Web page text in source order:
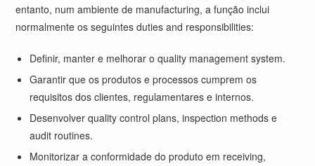
entanto, num ambiente de manufacturing, a função inclui
normalmente os seguintes duties and responsibilities:
Definir, manter e melhorar o quality management system.
Garantir que os produtos e processos cumprem os
requisitos dos clientes, regulamentares e internos.
Desenvolver quality control plans, inspection methods e
audit routines.
Monitorizar a conformidade do produto em receiving,